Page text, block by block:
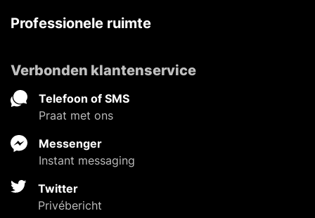
Professionele ruimte
Verbonden klantenservice
Telefoon of SMS
Praat met ons
Messenger
Instant messaging
Twitter
Privébericht